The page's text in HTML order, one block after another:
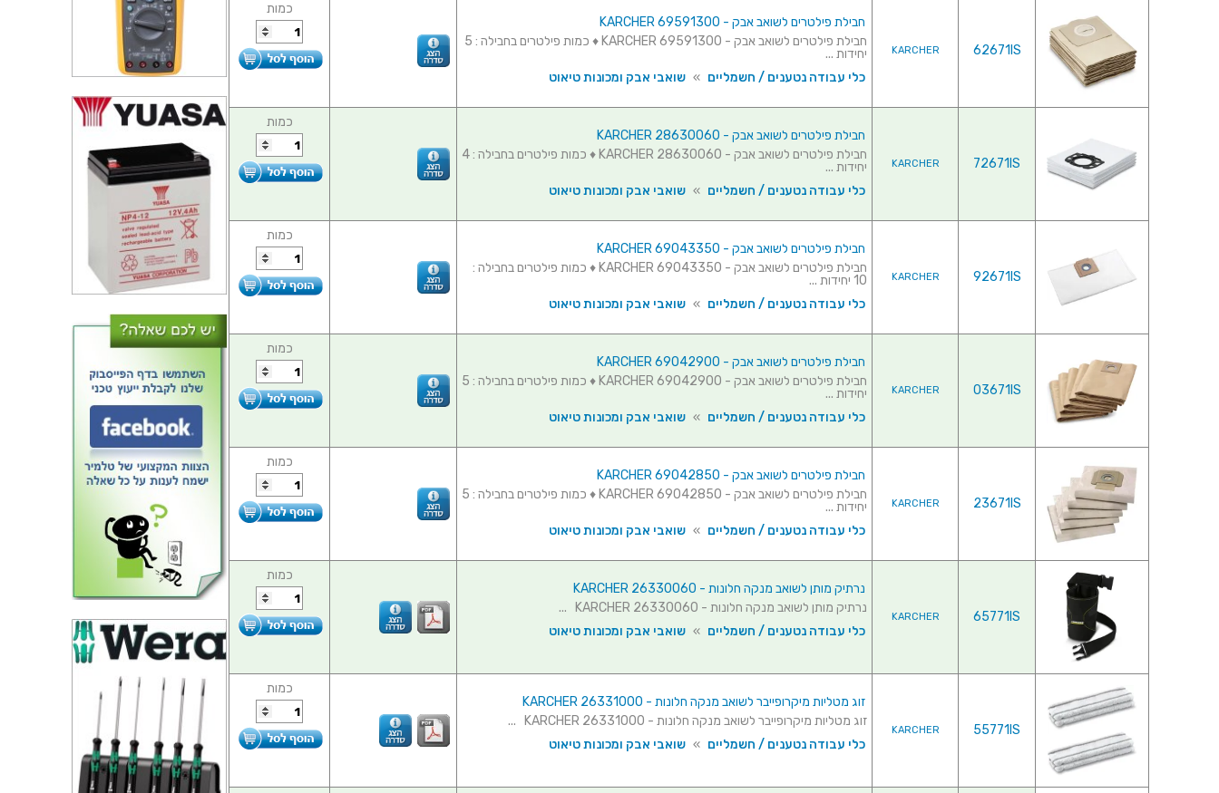
62671IS
KARCHER
חבילת פילטרים לשואב אבק - KARCHER 69591300
חבילת פילטרים לשואב אבק - KARCHER 69591300 ♦ כמות פילטרים בחבילה : 5
יחידות ...
כלי עבודה נטענים / חשמליים » שואבי אבק ומכונות טיאוט
כמות
72671IS
KARCHER
חבילת פילטרים לשואב אבק - KARCHER 28630060
חבילת פילטרים לשואב אבק - KARCHER 28630060 ♦ כמות פילטרים בחבילה : 4
יחידות ...
כלי עבודה נטענים / חשמליים » שואבי אבק ומכונות טיאוט
כמות
92671IS
KARCHER
חבילת פילטרים לשואב אבק - KARCHER 69043350
חבילת פילטרים לשואב אבק - KARCHER 69043350 ♦ כמות פילטרים בחבילה :
10 יחידות ...
כלי עבודה נטענים / חשמליים » שואבי אבק ומכונות טיאוט
כמות
03671IS
KARCHER
חבילת פילטרים לשואב אבק - KARCHER 69042900
חבילת פילטרים לשואב אבק - KARCHER 69042900 ♦ כמות פילטרים בחבילה : 5
יחידות ...
כלי עבודה נטענים / חשמליים » שואבי אבק ומכונות טיאוט
כמות
23671IS
KARCHER
חבילת פילטרים לשואב אבק - KARCHER 69042850
חבילת פילטרים לשואב אבק - KARCHER 69042850 ♦ כמות פילטרים בחבילה : 5
יחידות ...
כלי עבודה נטענים / חשמליים » שואבי אבק ומכונות טיאוט
כמות
65771IS
KARCHER
נרתיק מותן לשואב מנקה חלונות - KARCHER 26330060
נרתיק מותן לשואב מנקה חלונות - KARCHER 26330060 ...
כלי עבודה נטענים / חשמליים » שואבי אבק ומכונות טיאוט
כמות
55771IS
KARCHER
זוג מטליות מיקרופייבר לשואב מנקה חלונות - KARCHER 26331000
זוג מטליות מיקרופייבר לשואב מנקה חלונות - KARCHER 26331000 ...
כלי עבודה נטענים / חשמליים » שואבי אבק ומכונות טיאוט
כמות